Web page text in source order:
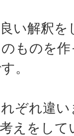
い解釈
ものを
。
ぞれ違い
えをし